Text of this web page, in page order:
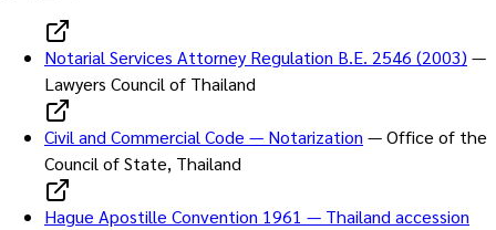
Notarial Services Attorney Regulation B.E. 2546 (2003) —
Lawyers Council of Thailand
Civil and Commercial Code — Notarization —Office of the
Council of State, Thailand
Hague Apostille Convention 1961 — Thailand accession